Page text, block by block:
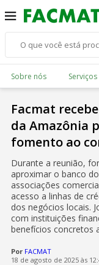
Sobre nós Serviços
Facmat
da Amazônia
fomento ao
Durante a reunião,
aproximar o banco
associações
acesso a linhas de
dos negócios locais.
com instituições
benefícios concretos
Por FACMAT
18 de agosto de 2025 às